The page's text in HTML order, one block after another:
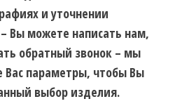
и уточнении
Вы можете написать нам,
обратный звонок – мы
параметры, чтобы Вы
выбор изделия.